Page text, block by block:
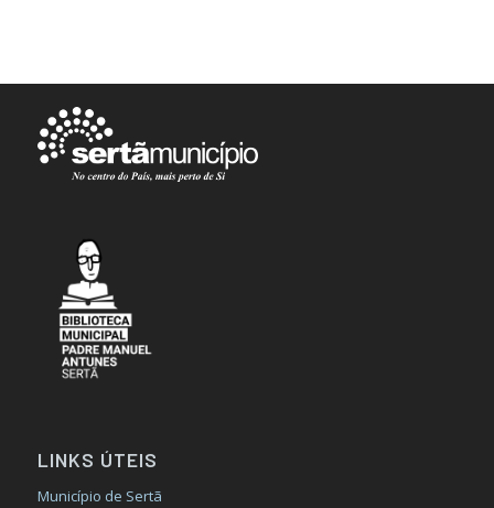
LINKS ÚTEIS
Município de Sertã